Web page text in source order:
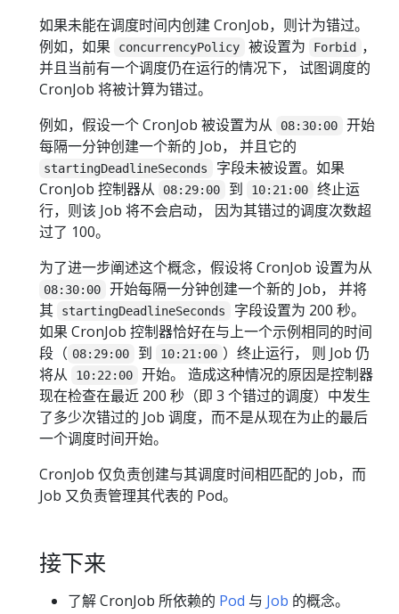
如果未能在调度时间内创建 CronJob，则计为错过。
例如，如果
concurrencyPolicy 被设置为 Forbid
，
并且当前有一个调度仍在运行的情况下， 试图调度的
CronJob 将被计算为错过。
例如，假设一个 CronJob 被设置为从
08:30:00
开始
每隔一分钟创建一个新的 Job， 并且它的
startingDeadlineSeconds
字段未被设置。如果
CronJob 控制器从
08:29:00 到 10:21:00
终止运
行，则该 Job 将不会启动， 因为其错过的调度次数超
过了 100。
为了进一步阐述这个概念，假设将 CronJob 设置为从
08:30:00
开始每隔一分钟创建一个新的 Job， 并将
其
startingDeadlineSeconds
字段设置为 200 秒。
如果 CronJob 控制器恰好在与上一个示例相同的时间
段（ 08:29:00 到 10:21:00 ）终止运行， 则 Job 仍
将从
10:22:00
开始。 造成这种情况的原因是控制器
现在检查在最近 200 秒（即 3 个错过的调度）中发生
了多少次错过的 Job 调度，而不是从现在为止的最后
一个调度时间开始。
CronJob 仅负责创建与其调度时间相匹配的 Job，而
Job 又负责管理其代表的 Pod。
接下来
了解 CronJob 所依赖的 Pod 与 Job 的概念。